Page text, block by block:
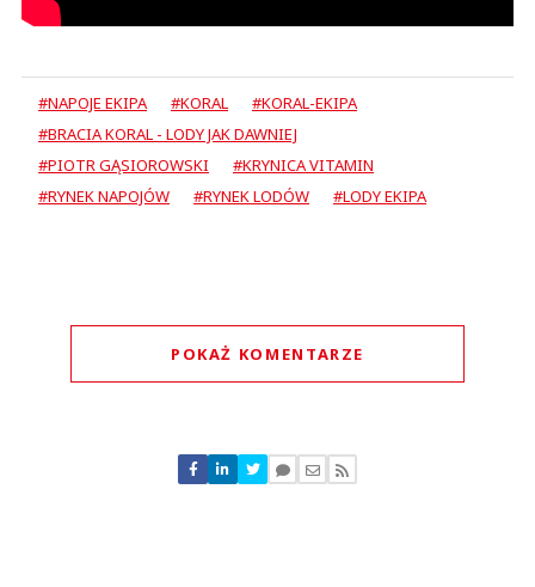
#NAPOJE EKIPA #KORAL
#KORAL-EKIPA
#BRACIA KORAL - LODY JAK DAWNIEJ
#PIOTR GĄSIOROWSKI
#KRYNICA VITAMIN
#RYNEK NAPOJÓW
#RYNEK LODÓW #LODY EKIPA
POKAŻ KOMENTARZE